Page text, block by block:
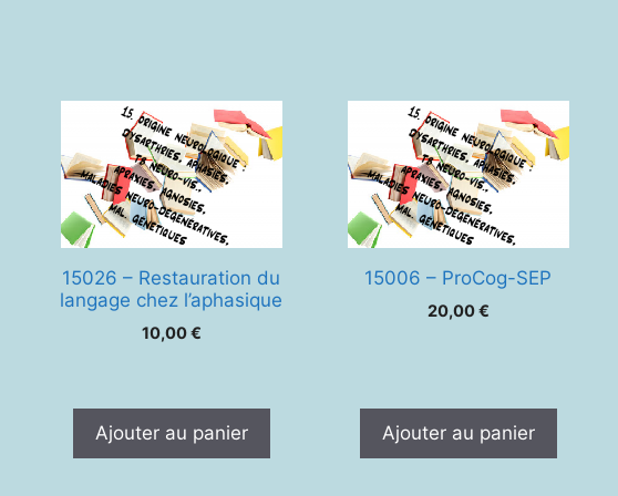
15026 – Restauration du
langage chez l’aphasique
10,00€
Ajouter au panier
15006 – ProCog-SEP
20,00€
Ajouter au panier